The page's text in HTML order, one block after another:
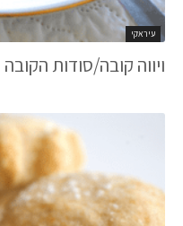
עיראקי
ויווה קובה/סודות הקובה